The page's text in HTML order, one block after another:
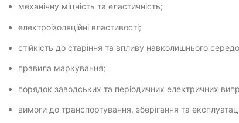
механічну міцність та еластичність;
електроізоляційні властивості;
стійкість до старіння та впливу навколишнього
правила маркування;
порядок заводських та періодичних електричних
вимоги до транспортування, зберігання та